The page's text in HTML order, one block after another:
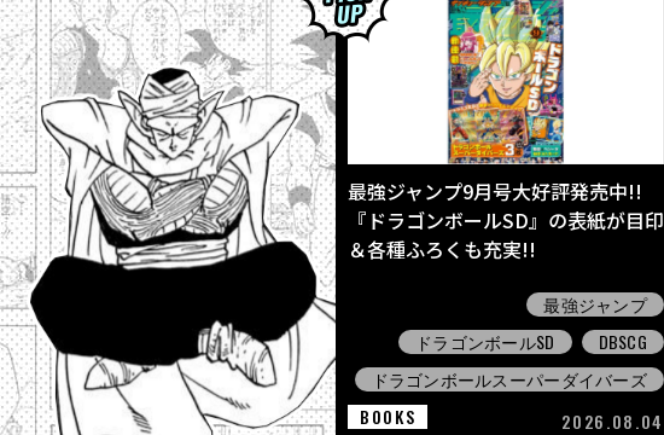
最強ジャンプ9月号大好評発売中!!
『ドラゴンボールSD』の表紙が目印
＆各種ふろくも充実!!
最強ジャンプ
ドラゴンボールSD
DBSCG
ドラゴンボールスーパーダイバーズ
BOOKS
2026.08.04